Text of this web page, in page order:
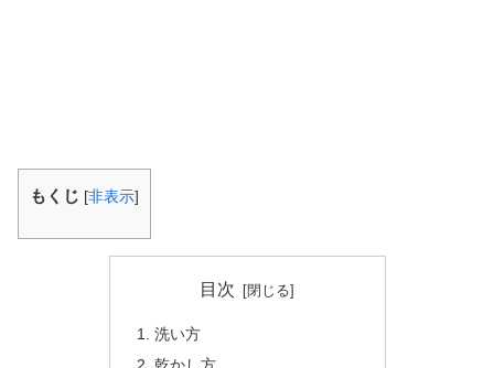
もくじ [非表示]
目次
洗い方
乾かし方